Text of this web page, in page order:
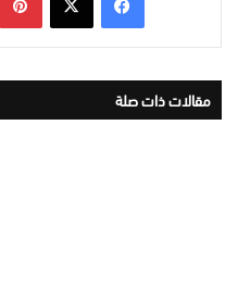
مقالات ذات صلة